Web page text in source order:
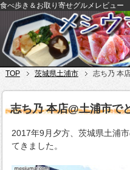
食べ歩き＆お取り寄せグルメレビュー
TOP 茨城県土浦市 志ち乃 本
志ち乃 本店@土浦市で
2017年9月夕方、茨城県土浦
てきました。